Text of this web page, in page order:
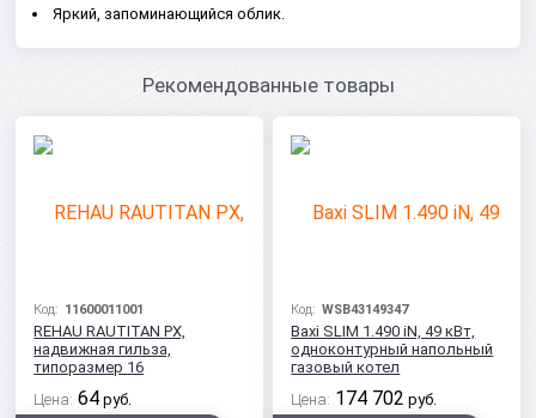
Яркий, запоминающийся облик.
Рекомендованные товары
Код: 11600011001
REHAU RAUTITAN PX,
надвижная гильза,
типоразмер 16
Цена: 64 руб.
Код:WSB43149347
Baxi SLIM 1.490 iN, 49 кВт,
одноконтурный напольный
газовый котел
Цена: 174 702 руб.